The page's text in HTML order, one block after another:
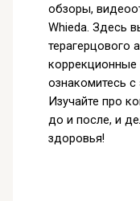
обзоры,
Whieda. Здесь
терагерцового
коррекционные
ознакомитесь
Изучайте про
до и после, и
здоровья!